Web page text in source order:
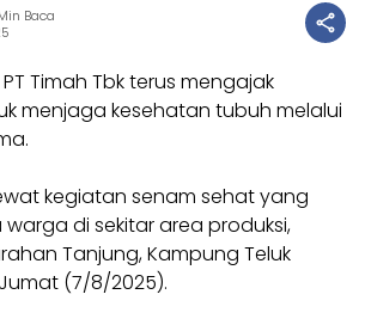
Baca
PT Timah Tbk terus mengajak
menjaga kesehatan tubuh melalui
kegiatan senam sehat yang
di sekitar area produksi,
Tanjung, Kampung Teluk
(7/8/2025).